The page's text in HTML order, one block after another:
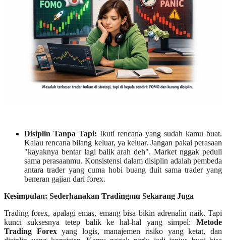
Disiplin Tanpa Tapi: Ikuti rencana yang sudah kamu buat.
Kalau rencana bilang keluar, ya keluar. Jangan pakai perasaan
"kayaknya bentar lagi balik arah deh". Market nggak peduli
sama perasaanmu. Konsistensi dalam disiplin adalah pembeda
antara trader yang cuma hobi buang duit sama trader yang
beneran gajian dari forex.
Kesimpulan: Sederhanakan Tradingmu Sekarang Juga
Trading forex, apalagi emas, emang bisa bikin adrenalin naik. Tapi
kunci suksesnya tetep balik ke hal-hal yang simpel: Metode
Trading Forex yang logis, manajemen risiko yang ketat, dan